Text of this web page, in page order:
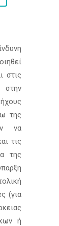
στις
στην
της
να
τις
της
(για
ή